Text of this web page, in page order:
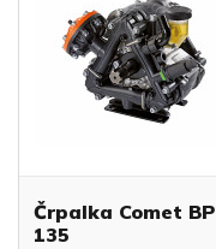
Črpalka Comet BP
135